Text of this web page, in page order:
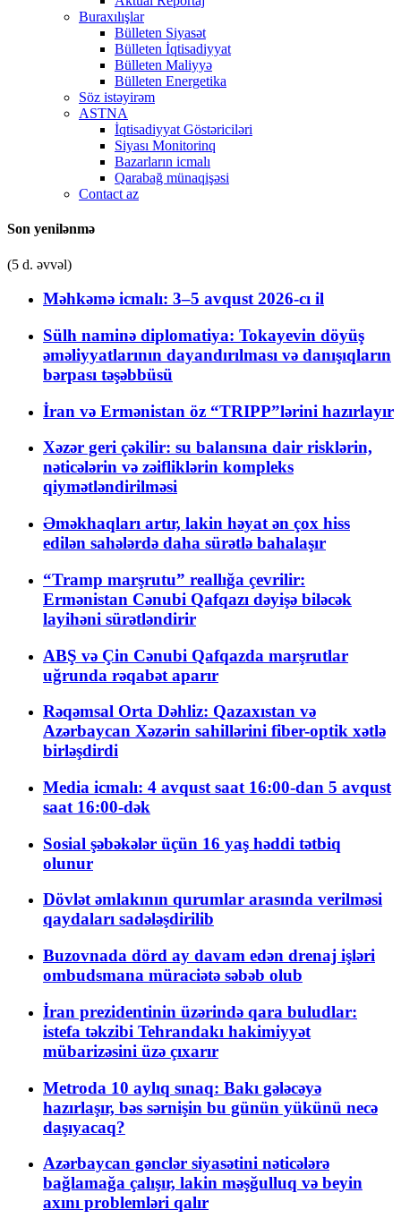
Buraxılışlar
Bülleten Siyasət
Bülleten İqtisadiyyat
Bülleten Maliyyə
Bülleten Energetika
Söz istəyirəm
ASTNA
İqtisadiyyat Göstəriciləri
Siyası Monitorinq
Bazarların icmalı
Qarabağ münaqişəsi
Contact az
Son yenilənmə
(5 d. əvvəl)
Məhkəmə icmalı: 3–5 avqust 2026-cı il
Sülh naminə diplomatiya: Tokayevin döyüş
əməliyyatlarının dayandırılması və danışıqların
bərpası təşəbbüsü
İran və Ermənistan öz “TRIPP”lərini hazırlayır
Xəzər geri çəkilir: su balansına dair risklərin,
nəticələrin və zəifliklərin kompleks
qiymətləndirilməsi
Əməkhaqları artır, lakin həyat ən çox hiss
edilən sahələrdə daha sürətlə bahalaşır
“Tramp marşrutu” reallığa çevrilir:
Ermənistan Cənubi Qafqazı dəyişə biləcək
layihəni sürətləndirir
ABŞ və Çin Cənubi Qafqazda marşrutlar
uğrunda rəqabət aparır
Rəqəmsal Orta Dəhliz: Qazaxıstan və
Azərbaycan Xəzərin sahillərini fiber-optik xətlə
birləşdirdi
Media icmalı: 4 avqust saat 16:00-dan 5 avqust
saat 16:00-dək
Sosial şəbəkələr üçün 16 yaş həddi tətbiq
olunur
Dövlət əmlakının qurumlar arasında verilməsi
qaydaları sadələşdirilib
Buzovnada dörd ay davam edən drenaj işləri
ombudsmana müraciətə səbəb olub
İran prezidentinin üzərində qara buludlar:
istefa təkzibi Tehrandakı hakimiyyət
mübarizəsini üzə çıxarır
Metroda 10 aylıq sınaq: Bakı gələcəyə
hazırlaşır, bəs sərnişin bu günün yükünü necə
daşıyacaq?
Azərbaycan gənclər siyasətini nəticələrə
bağlamağa çalışır, lakin məşğulluq və beyin
axını problemləri qalır